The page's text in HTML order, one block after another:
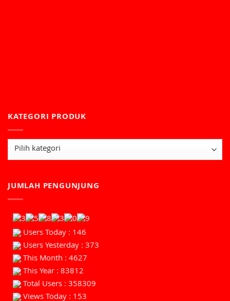
KATEGORI PRODUK
JUMLAH PENGUNJUNG
Users Today : 146
Users Yesterday : 373
This Month : 4627
This Year : 83812
Total Users : 358309
Views Today : 153